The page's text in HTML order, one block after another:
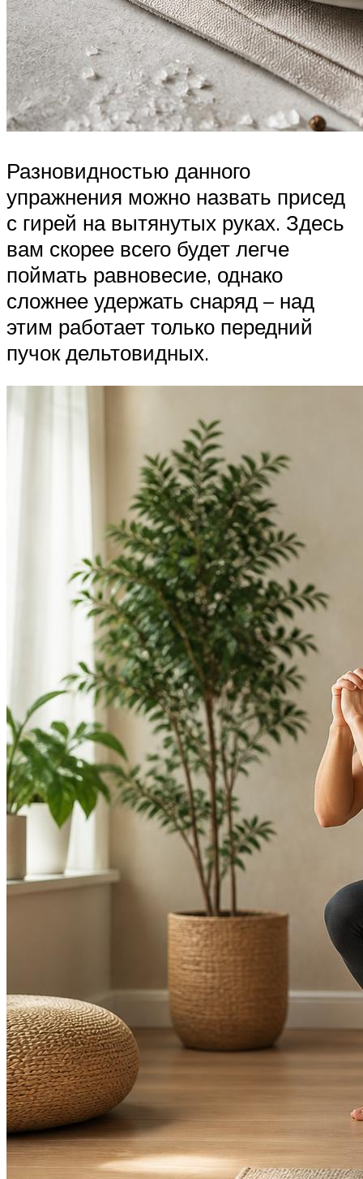
Разновидностью данного
упражнения можно назвать присед
с гирей на вытянутых руках. Здесь
вам скорее всего будет легче
поймать равновесие, однако
сложнее удержать снаряд – над
этим работает только передний
пучок дельтовидных.